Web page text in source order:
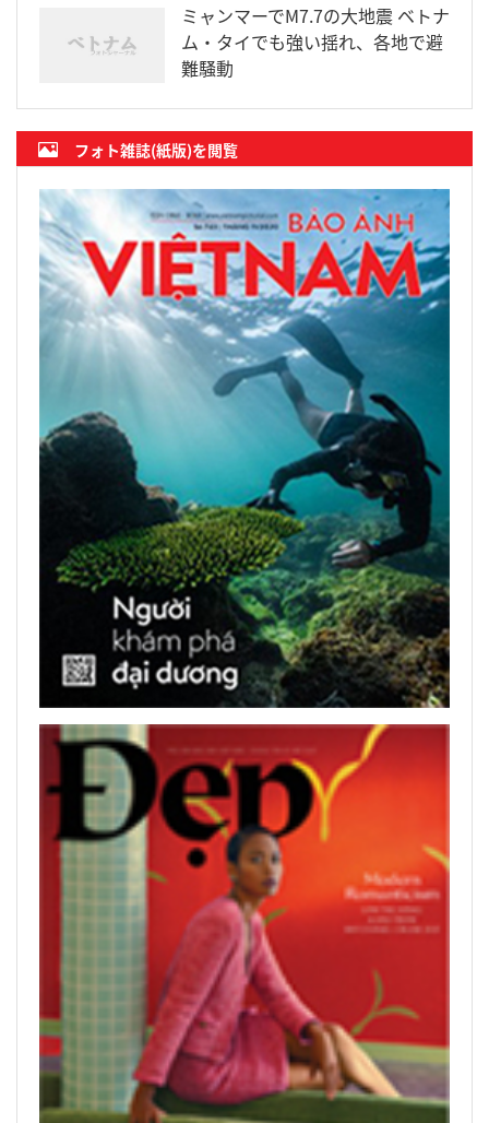
ミャンマーでM7.7の大地震 ベトナ
ム・タイでも強い揺れ、各地で避
難騒動
フォト雑誌(紙版)を閲覧